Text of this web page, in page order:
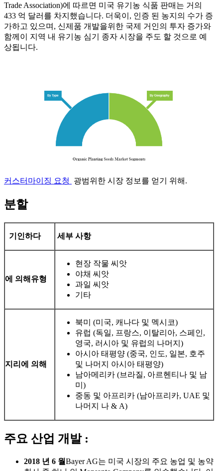
Trade Association)에 따르면 미국 유기농 식품 판매는 거의
433 억 달러를 차지했습니다. 더욱이, 인증 된 농지의 수가 증
가하고 있으며, 신제품 개발을위한 국제 거인의 투자 증가와
함께이 지역 내 유기농 심기 종자 시장을 주도 할 것으로 예
상됩니다.
커스터마이징 요청 광범위한 시장 정보를 얻기 위해.
분할
기인하다 세부 사항
에 의해 유형
현장 작물 씨앗
야채 씨앗
과일 씨앗
기타
지리에 의해
북미 (미국, 캐나다 및 멕시코)
유럽 ​​(독일, 프랑스, ​​이탈리아, 스페인,
영국, 러시아 및 유럽의 나머지)
아시아 태평양 (중국, 인도, 일본, 호주
및 나머지 아시아 태평양)
남아메리카 (브라질, 아르헨티나 및 남
미)
중동 및 아프리카 (남아프리카, UAE 및
나머지 나 & A)
주요 산업 개발 :
2018 년 6 월Bayer AG는 미국 시장의 주요 농업 및 농약